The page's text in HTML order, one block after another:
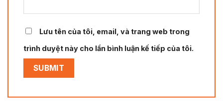
Lưu tên của tôi, email, và trang web trong
trình duyệt này cho lần bình luận kế tiếp của tôi.